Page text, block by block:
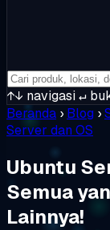
↑↓ navigasi↵
Beranda › Blog ›
Server dan OS
Ubuntu
Semua
Lainnya!